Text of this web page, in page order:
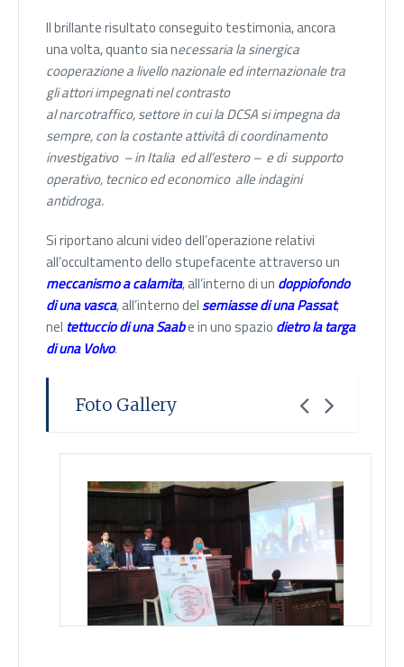
Il brillante risultato conseguito testimonia, ancora
una volta, quanto sia necessaria la sinergica
cooperazione a livello nazionale ed internazionale tra
gli attori impegnati nel contrasto
al narcotraffico,settore in cui la DCSA si impegna da
sempre, con la costante attività di coordinamento
investigativo – in Italia ed all’estero – e di supporto
operativo, tecnico ed economico alle indagini
antidroga.
Si riportano alcuni video dell’operazione relativi
all’occultamento dello stupefacente attraverso un
meccanismo a calamita, all’interno di un doppiofondo
di una vasca, all’interno delsemiasse di una Passat,
nel tettuccio di una Saabe in uno spazio dietro la targa
di una Volvo.
Foto Gallery